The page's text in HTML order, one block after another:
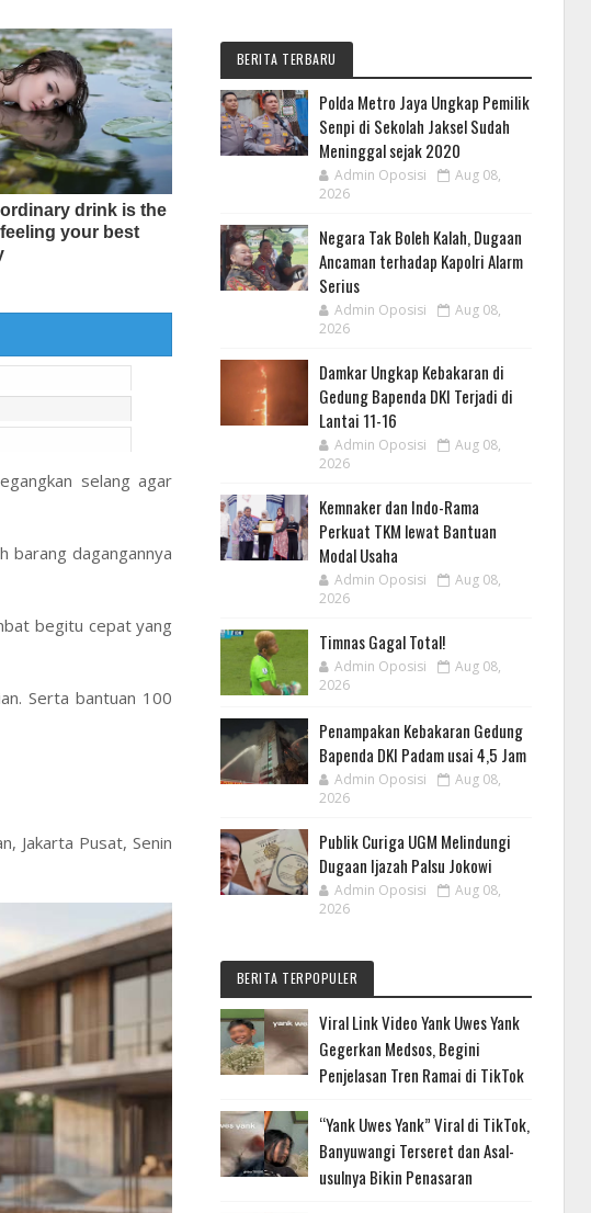
selang agar
barang dagangannya
begitu cepat yang
Serta bantuan 100
Jakarta Pusat, Senin
BERITA TERBARU
Polda Metro Jaya Ungkap Pemilik
Senpi di Sekolah Jaksel Sudah
Meninggal sejak 2020
Admin Oposisi
Aug 08,
2026
Negara Tak Boleh Kalah, Dugaan
Ancaman terhadap Kapolri Alarm
Serius
Admin Oposisi
Aug 08,
2026
Damkar Ungkap Kebakaran di
Gedung Bapenda DKI Terjadi di
Lantai 11-16
Admin Oposisi
Aug 08,
2026
Kemnaker dan Indo-Rama
Perkuat TKM lewat Bantuan
Modal Usaha
Admin Oposisi
Aug 08,
2026
Timnas Gagal Total!
Admin Oposisi
Aug 08,
2026
Penampakan Kebakaran Gedung
Bapenda DKI Padam usai 4,5 Jam
Admin Oposisi
Aug 08,
2026
Publik Curiga UGM Melindungi
Dugaan Ijazah Palsu Jokowi
Admin Oposisi
Aug 08,
2026
BERITA TERPOPULER
Viral Link Video Yank Uwes Yank
Gegerkan Medsos, Begini
Penjelasan Tren Ramai di TikTok
“Yank Uwes Yank” Viral di TikTok,
Banyuwangi Terseret dan Asal-
usulnya Bikin Penasaran